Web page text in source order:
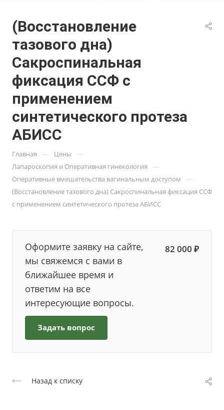
(Восстановление
тазового дна)
Сакроспинальная
фиксация ССФ с
применением
синтетического протеза
АБИСС
Главная — Цены —
Лапароскопия и Оперативная гинекология —
Оперативные вмешательства вагинальным доступом —
(Восстановление тазового дна) Сакроспинальная фиксация ССФ
с применением синтетического протеза АБИСС
Оформите заявку на сайте,
мы свяжемся с вами в
ближайшее время и
ответим на все
интересующие вопросы.
82 000 ₽
Задать вопрос
Назад к списку